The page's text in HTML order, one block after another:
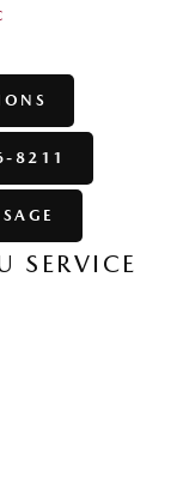
8211
SERVICE